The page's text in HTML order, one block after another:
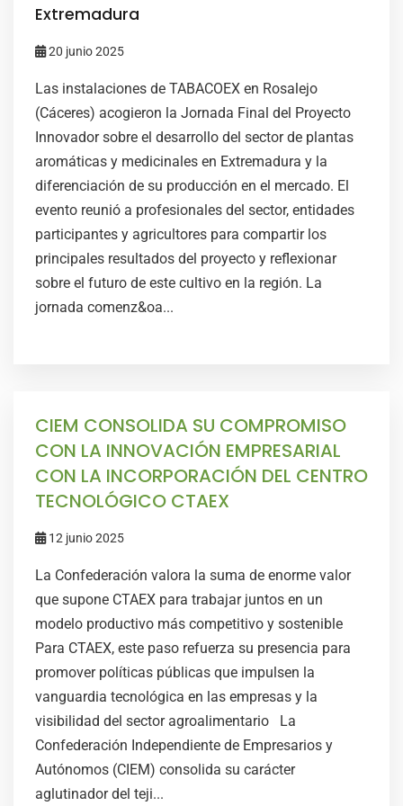
Extremadura
20 junio 2025
Las instalaciones de TABACOEX en Rosalejo
(Cáceres) acogieron la Jornada Final del Proyecto
Innovador sobre el desarrollo del sector de plantas
aromáticas y medicinales en Extremadura y la
diferenciación de su producción en el mercado. El
evento reunió a profesionales del sector, entidades
participantes y agricultores para compartir los
principales resultados del proyecto y reflexionar
sobre el futuro de este cultivo en la región. La
jornada comenz&oa...
CIEM CONSOLIDA SU COMPROMISO
CON LA INNOVACIÓN EMPRESARIAL
CON LA INCORPORACIÓN DEL CENTRO
TECNOLÓGICO CTAEX
12 junio 2025
La Confederación valora la suma de enorme valor
que supone CTAEX para trabajar juntos en un
modelo productivo más competitivo y sostenible
Para CTAEX, este paso refuerza su presencia para
promover políticas públicas que impulsen la
vanguardia tecnológica en las empresas y la
visibilidad del sector agroalimentario La
Confederación Independiente de Empresarios y
Autónomos (CIEM) consolida su carácter
aglutinador del teji...